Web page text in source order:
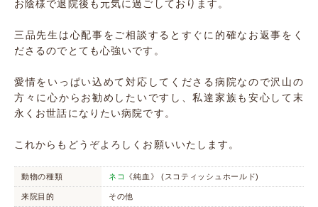
お陰様で退院後も元気に過ごしております。
三品先生は心配事をご相談するとすぐに的確なお返事をく
ださるのでとても心強いです。
愛情をいっぱい込めて対応してくださる病院なので沢山の
方々に心からお勧めしたいですし、私達家族も安心して末
永くお世話になりたい病院です。
これからもどうぞよろしくお願いいたします。
動物の種類 ネコ 《純血》 (スコティッシュホールド)
来院目的 その他